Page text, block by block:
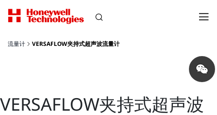
流量计 VERSAFLOW夹持式超声波流量计
Share
on
wechat
VERSAFLOW夹持式超声波